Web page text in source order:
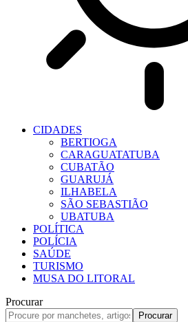
CIDADES
BERTIOGA
CARAGUATATUBA
CUBATÃO
GUARUJÁ
ILHABELA
SÃO SEBASTIÃO
UBATUBA
POLÍTICA
POLÍCIA
SAÚDE
TURISMO
MUSA DO LITORAL
Procurar